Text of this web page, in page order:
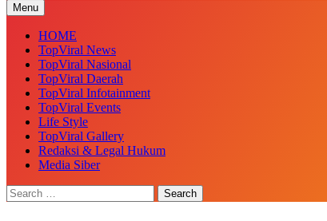
Menu
HOME
TopViral News
TopViral Nasional
TopViral Daerah
TopViral Infotainment
TopViral Events
Life Style
TopViral Gallery
Redaksi & Legal Hukum
Media Siber